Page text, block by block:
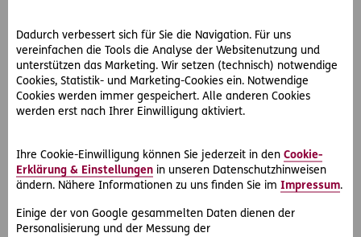
Dadurch verbessert sich für Sie die Navigation. Für uns
vereinfachen die Tools die Analyse der Websitenutzung und
unterstützen das Marketing. Wir setzen (technisch) notwendige
Cookies, Statistik- und Marketing-Cookies ein. Notwendige
Cookies werden immer gespeichert. Alle anderen Cookies
werden erst nach Ihrer Einwilligung aktiviert.
Ihre Cookie-Einwilligung können Sie jederzeit in den Cookie-
Erklärung & Einstellungen in unseren Datenschutzhinweisen
ändern. Nähere Informationen zu uns finden Sie im Impressum.
Einige der von Google gesammelten Daten dienen der
Personalisierung und der Messung der
inkludiert
Nachbarschaftliche Konflikte müssen nicht immer vor
Gericht ausgestritten werden. In ihremFirmen-
Rechtsschutzhat Magdalena H. den Standort-Rechtsschutz
versichert. So hat sie Versicherungsschutz für ihre
Mediation in Anspruch zu nehmen. Für Frau H. entstehen
keine Kosten.